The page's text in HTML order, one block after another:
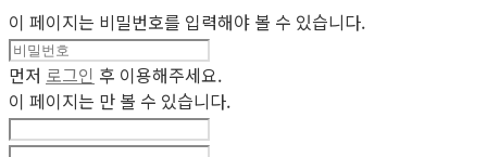
이 페이지는 비밀번호를 입력해야 볼 수 있습니다.
먼저 로그인 후 이용해주세요.
이 페이지는 만 볼 수 있습니다.